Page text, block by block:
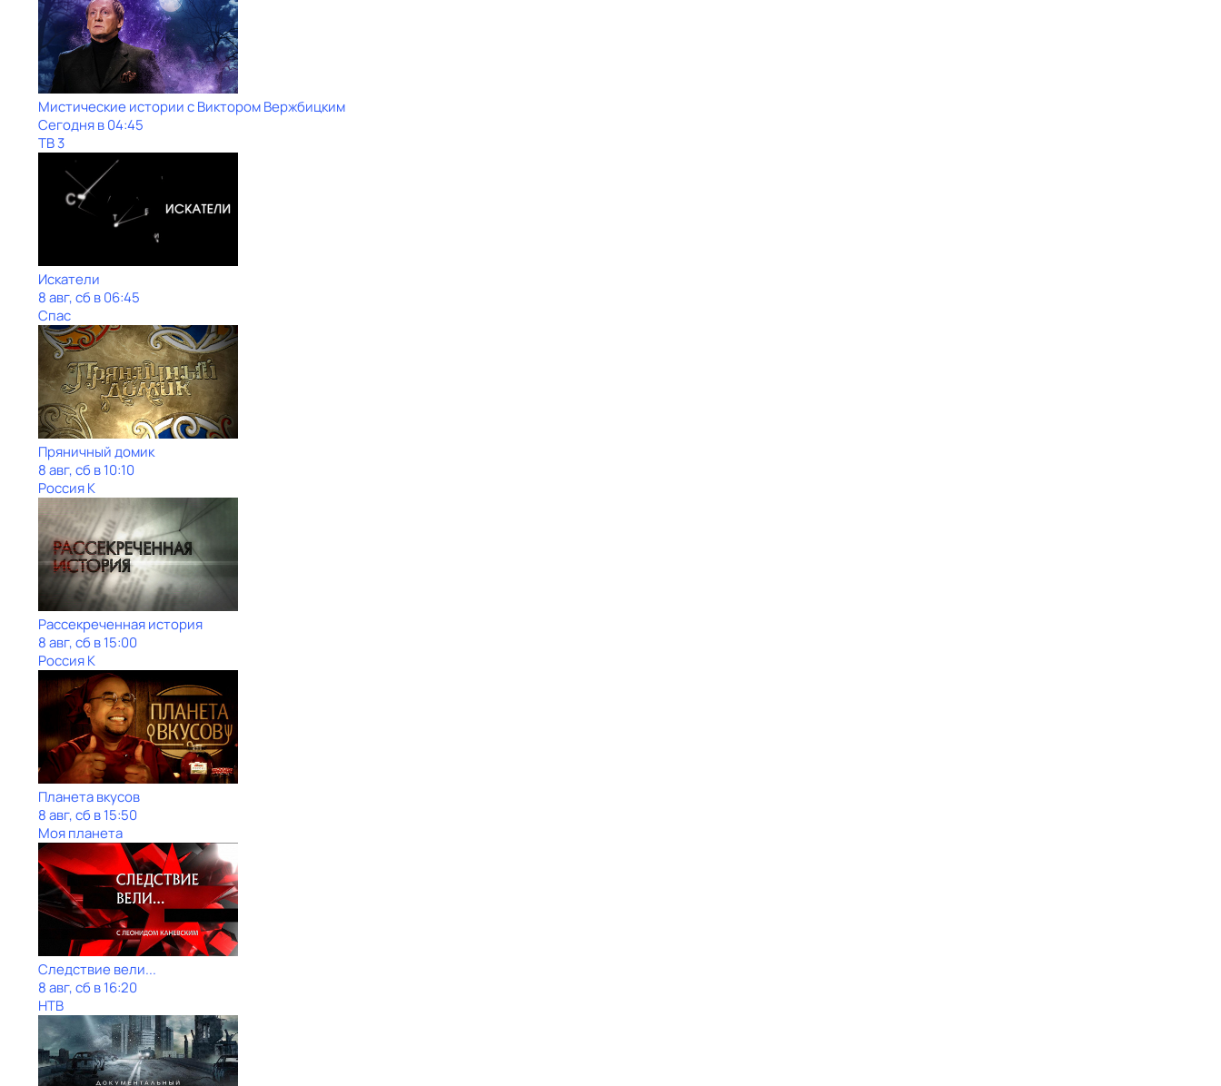
Мистические истории с Виктoром Bержбицким
Сегодня в 04:45
ТВ 3
Искатели
8 авг, сб в 06:45
Спас
Пряничный домик
8 авг, сб в 10:10
Россия К
Рассекреченная история
8 авг, сб в 15:00
Россия К
Планета вкусов
8 авг, сб в 15:50
Моя планета
Следствие вели...
8 авг, сб в 16:20
НТВ